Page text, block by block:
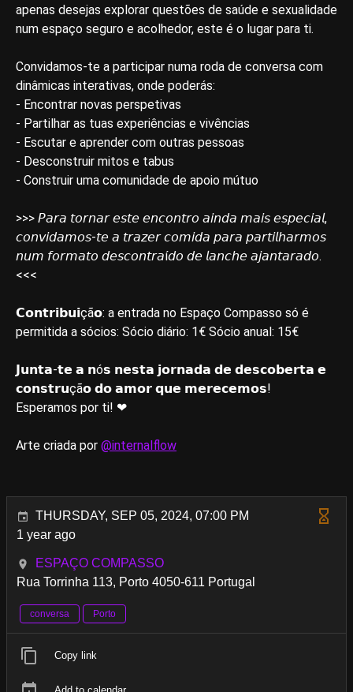
apenas desejas explorar questões de saúde e sexualidade
num espaço seguro e acolhedor, este é o lugar para ti.
Convidamos-te a participar numa roda de conversa com
dinâmicas interativas, onde poderás:
- Encontrar novas perspetivas
- Partilhar as tuas experiências e vivências
- Escutar e aprender com outras pessoas
- Desconstruir mitos e tabus
- Construir uma comunidade de apoio mútuo
>>> 𝘗𝘢𝘳𝘢 𝘵𝘰𝘳𝘯𝘢𝘳 𝘦𝘴𝘵𝘦 𝘦𝘯𝘤𝘰𝘯𝘵𝘳𝘰 𝘢𝘪𝘯𝘥𝘢 𝘮𝘢𝘪𝘴 𝘦𝘴𝘱𝘦𝘤𝘪𝘢𝘭,
𝘤𝘰𝘯𝘷𝘪𝘥𝘢𝘮𝘰𝘴-𝘵𝘦 𝘢 𝘵𝘳𝘢𝘻𝘦𝘳 𝘤𝘰𝘮𝘪𝘥𝘢 𝘱𝘢𝘳𝘢 𝘱𝘢𝘳𝘵𝘪𝘭𝘩𝘢𝘳𝘮𝘰𝘴
𝘯𝘶𝘮 𝘧𝘰𝘳𝘮𝘢𝘵𝘰 𝘥𝘦𝘴𝘤𝘰𝘯𝘵𝘳𝘢í𝘥𝘰 𝘥𝘦 𝘭𝘢𝘯𝘤𝘩𝘦 𝘢𝘫𝘢𝘯𝘵𝘢𝘳𝘢𝘥𝘰.
<<<
𝗖𝗼𝗻𝘁𝗿𝗶𝗯𝘂𝗶çã𝗼: a entrada no Espaço Compasso só é
permitida a sócios: Sócio diário: 1€ Sócio anual: 15€
𝗝𝘂𝗻𝘁𝗮-𝘁𝗲 𝗮 𝗻ó𝘀 𝗻𝗲𝘀𝘁𝗮 𝗷𝗼𝗿𝗻𝗮𝗱𝗮 𝗱𝗲 𝗱𝗲𝘀𝗰𝗼𝗯𝗲𝗿𝘁𝗮 𝗲
𝗰𝗼𝗻𝘀𝘁𝗿𝘂çã𝗼 𝗱𝗼 𝗮𝗺𝗼𝗿 𝗾𝘂𝗲 𝗺𝗲𝗿𝗲𝗰𝗲𝗺𝗼𝘀!
Esperamos por ti! ❤
Arte criada por @internalflow
THURSDAY, SEP 05, 2024, 07:00 PM
1 year ago
ESPAÇO COMPASSO
Rua Torrinha 113, Porto 4050-611 Portugal
conversa Porto
Copy link